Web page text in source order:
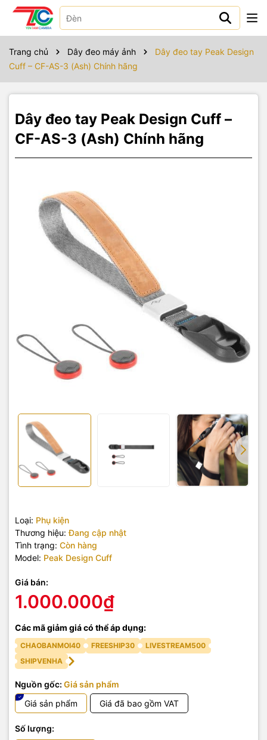
Trang chủ Dây đeo máy ảnh
Dây đeo tay Peak Design
Cuff – CF-AS-3 (Ash) Chính hãng
Dây đeo tay Peak Design Cuff –
CF-AS-3 (Ash) Chính hãng
Loại: Phụ kiện
Thương hiệu: Đang cập nhật
Tình trạng: Còn hàng
Model: Peak Design Cuff
Giá bán:
1.000.000₫
Các mã giảm giá có thể áp dụng:
CHAOBANMOI40 FREESHIP30
LIVESTREAM500
SHIPVENHA
Nguồn gốc: Giá sản phẩm
Giá sản phẩm
Giá đã bao gồm VAT
Số lượng:
Sản phẩm bao gồm